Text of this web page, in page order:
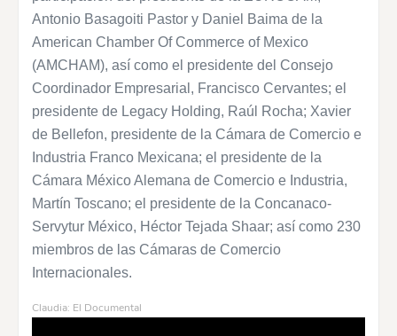
Antonio Basagoiti Pastor y Daniel Baima de la
American Chamber Of Commerce of Mexico
(AMCHAM), así como el presidente del Consejo
Coordinador Empresarial, Francisco Cervantes; el
presidente de Legacy Holding, Raúl Rocha; Xavier
de Bellefon, presidente de la Cámara de Comercio e
Industria Franco Mexicana; el presidente de la
Cámara México Alemana de Comercio e Industria,
Martín Toscano; el presidente de la Concanaco-
Servytur México, Héctor Tejada Shaar; así como 230
miembros de las Cámaras de Comercio
Internacionales.
Claudia: El Documental